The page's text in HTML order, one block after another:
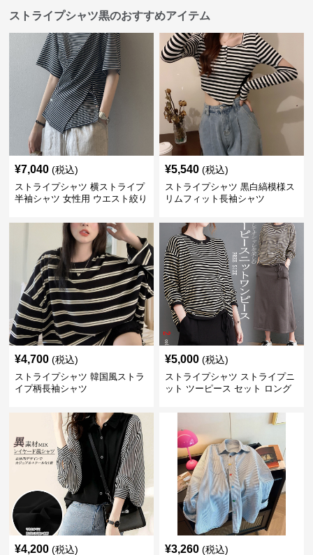
ストライプシャツ黒のおすすめアイテム
¥7,040 (税込)
ストライプシャツ 横ストライプ
半袖シャツ 女性用 ウエスト絞り
¥5,540 (税込)
ストライプシャツ 黒白縞模様ス
リムフィット長袖シャツ
¥4,700 (税込)
ストライプシャツ 韓国風ストラ
イプ柄長袖シャツ
¥5,000 (税込)
ストライプシャツ ストライプニ
ット ツーピース セット ロング
¥4,200 (税込) ¥3,260 (税込)